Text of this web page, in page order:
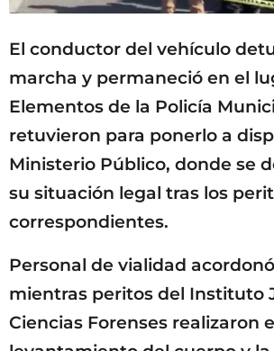
El conductor del vehículo
marcha y permaneció en el
Elementos de la Policía
retuvieron para ponerlo a
Ministerio Público, donde se
su situación legal tras los
correspondientes.
Personal de vialidad
mientras peritos del Instituto
Ciencias Forenses realizaron